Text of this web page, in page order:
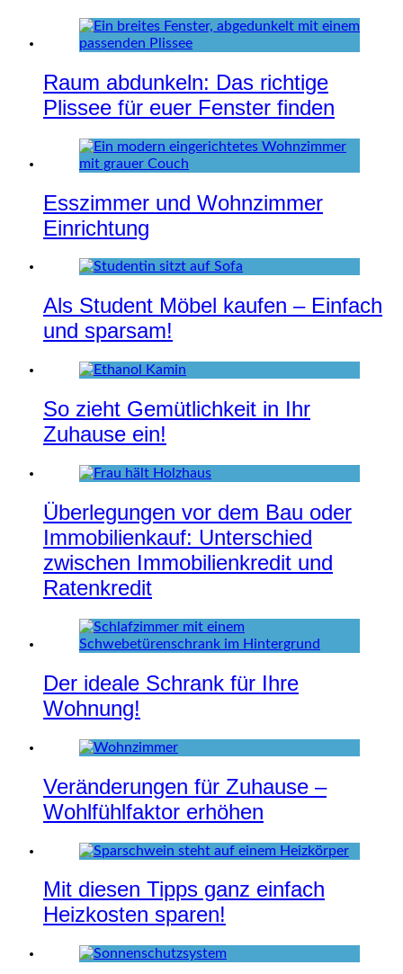
Raum abdunkeln: Das richtige
Plissee für euer Fenster finden
Esszimmer und Wohnzimmer
Einrichtung
Als Student Möbel kaufen – Einfach
und sparsam!
So zieht Gemütlichkeit in Ihr
Zuhause ein!
Überlegungen vor dem Bau oder
Immobilienkauf: Unterschied
zwischen Immobilienkredit und
Ratenkredit
Der ideale Schrank für Ihre
Wohnung!
Veränderungen für Zuhause –
Wohlfühlfaktor erhöhen
Mit diesen Tipps ganz einfach
Heizkosten sparen!